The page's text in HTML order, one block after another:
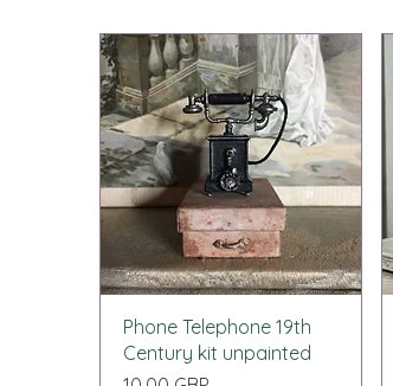
Snabbvisning
Phone Telephone 19th
Century kit unpainted